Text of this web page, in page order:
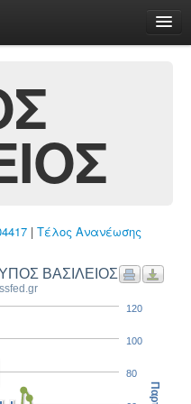
| Τέλος Ανανέωσης
ΕΛΟ και Παρτίδες ΛΟΥΠΟΣ ΒΑΣΙΛΕΙΟΣ
80
100
120